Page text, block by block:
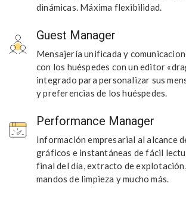
dinámicas. Máxima flexibilidad.
Guest Manager
Mensajería unificada y
con los huéspedes con un editor
integrado para personalizar sus
y preferencias de los huéspedes.
Performance Manager
Información empresarial al alcance
gráficos e instantáneas de fácil
final del día, extracto de
mandos de limpieza y mucho más.